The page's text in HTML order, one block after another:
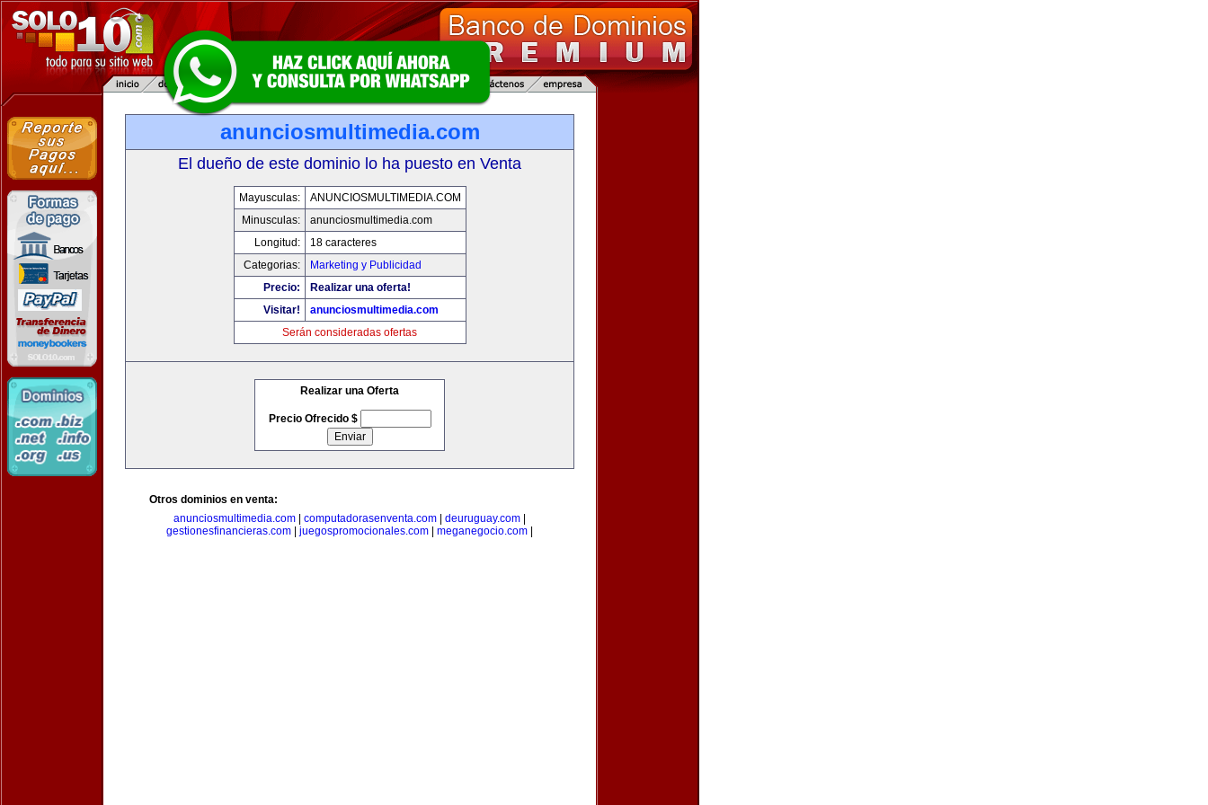
anunciosmultimedia.com
El dueño de este dominio lo ha puesto en Venta
Mayusculas:
ANUNCIOSMULTIMEDIA.COM
Minusculas:
anunciosmultimedia.com
Longitud:
18 caracteres
Categorias:
Marketing y Publicidad
Precio:
Realizar una oferta!
Visitar!
anunciosmultimedia.com
Serán consideradas ofertas
Realizar una Oferta
Precio Ofrecido $
Otros dominios en venta:
anunciosmultimedia.com
computadorasenventa.com deuruguay.com
gestionesfinancieras.com
juegospromocionales.com meganegocio.com